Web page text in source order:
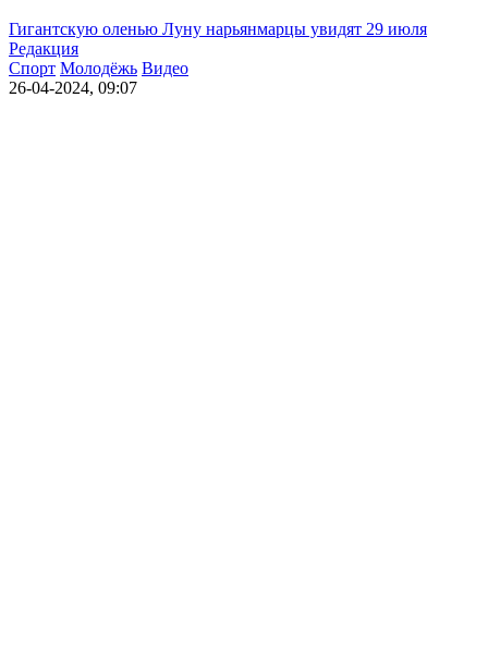
Гигантскую оленью Луну нарьянмарцы увидят 29 июля
Редакция
Спорт Молодёжь Видео
26-04-2024, 09:07